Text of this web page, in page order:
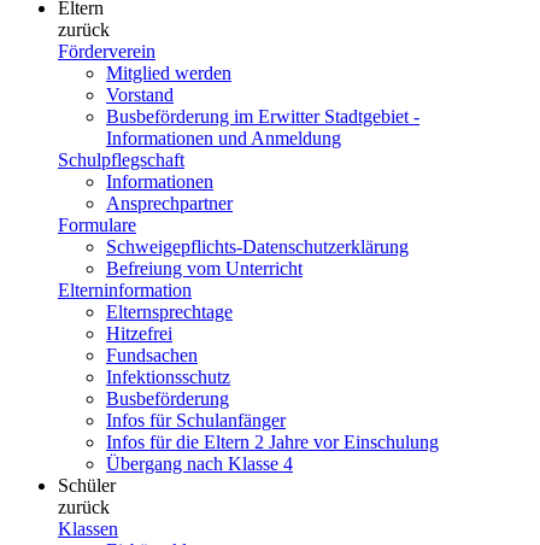
Eltern
zurück
Förderverein
Mitglied werden
Vorstand
Busbeförderung im Erwitter Stadtgebiet -
Informationen und Anmeldung
Schulpflegschaft
Informationen
Ansprechpartner
Formulare
Schweigepflichts-Datenschutzerklärung
Befreiung vom Unterricht
Elterninformation
Elternsprechtage
Hitzefrei
Fundsachen
Infektionsschutz
Busbeförderung
Infos für Schulanfänger
Infos für die Eltern 2 Jahre vor Einschulung
Übergang nach Klasse 4
Schüler
zurück
Klassen